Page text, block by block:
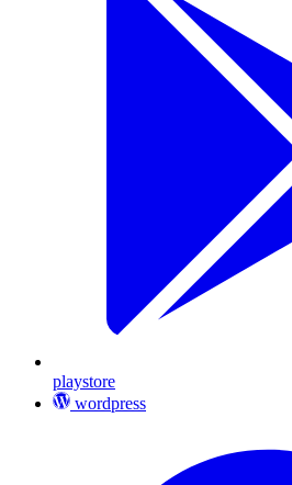
playstore
wordpress